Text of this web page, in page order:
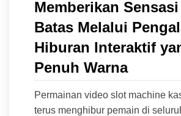
Memberikan
Batas Melalui
Hiburan Interaktif
Penuh Warna
Permainan video slot machine
terus menghibur pemain di